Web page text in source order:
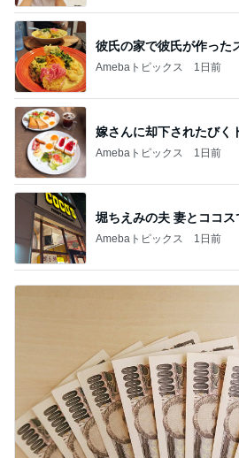
彼氏の家で彼氏が作った
Amebaトピックス 1日前
嫁さんに却下されたびく
Amebaトピックス 1日前
堀ちえみの夫 妻とココス
Amebaトピックス 1日前